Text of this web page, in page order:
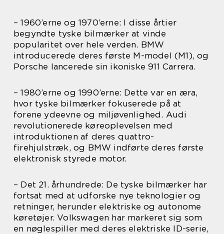
– 1960’erne og 1970’erne: I disse årtier
begyndte tyske bilmærker at vinde
popularitet over hele verden. BMW
introducerede deres første M-model (M1), og
Porsche lancerede sin ikoniske 911 Carrera.
– 1980’erne og 1990’erne: Dette var en æra,
hvor tyske bilmærker fokuserede på at
forene ydeevne og miljøvenlighed. Audi
revolutionerede køreoplevelsen med
introduktionen af deres quattro-
firehjulstræk, og BMW indførte deres første
elektronisk styrede motor.
– Det 21. århundrede: De tyske bilmærker har
fortsat med at udforske nye teknologier og
retninger, herunder elektriske og autonome
køretøjer. Volkswagen har markeret sig som
en nøglespiller med deres elektriske ID-serie,